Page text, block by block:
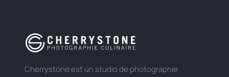
Cherrystone est un studio de photographie